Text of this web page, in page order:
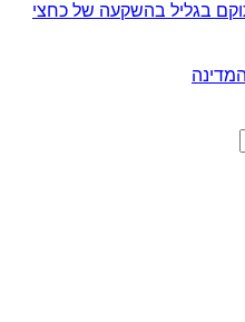
בגליל בהשקעה של כחצי